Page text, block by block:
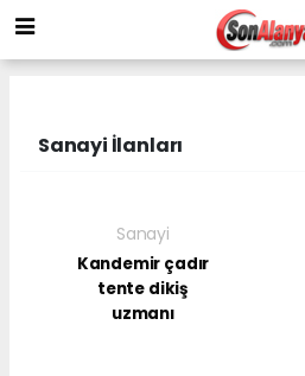
Sanayi İlanları
Sanayi
Kandemir çadır
tente dikiş
uzmanı